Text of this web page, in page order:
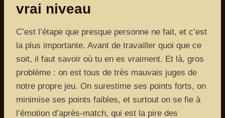
vrai niveau
C’est l’étape que presque personne ne fait, et c’est
la plus importante. Avant de travailler quoi que ce
soit, il faut savoir où tu en es vraiment. Et là, gros
problème : on est tous de très mauvais juges de
notre propre jeu. On surestime ses points forts, on
minimise ses points faibles, et surtout on se fie à
l’émotion d’après-match, qui est la pire des